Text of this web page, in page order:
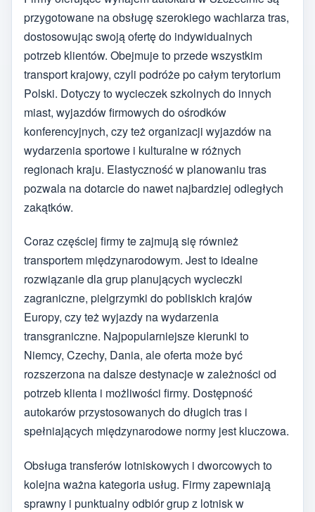
przygotowane na obsługę szerokiego wachlarza tras,
dostosowując swoją ofertę do indywidualnych
potrzeb klientów. Obejmuje to przede wszystkim
transport krajowy, czyli podróże po całym terytorium
Polski. Dotyczy to wycieczek szkolnych do innych
miast, wyjazdów firmowych do ośrodków
konferencyjnych, czy też organizacji wyjazdów na
wydarzenia sportowe i kulturalne w różnych
regionach kraju. Elastyczność w planowaniu tras
pozwala na dotarcie do nawet najbardziej odległych
zakątków.
Coraz częściej firmy te zajmują się również
transportem międzynarodowym. Jest to idealne
rozwiązanie dla grup planujących wycieczki
zagraniczne, pielgrzymki do pobliskich krajów
Europy, czy też wyjazdy na wydarzenia
transgraniczne. Najpopularniejsze kierunki to
Niemcy, Czechy, Dania, ale oferta może być
rozszerzona na dalsze destynacje w zależności od
potrzeb klienta i możliwości firmy. Dostępność
autokarów przystosowanych do długich tras i
spełniających międzynarodowe normy jest kluczowa.
Obsługa transferów lotniskowych i dworcowych to
kolejna ważna kategoria usług. Firmy zapewniają
sprawny i punktualny odbiór grup z lotnisk w